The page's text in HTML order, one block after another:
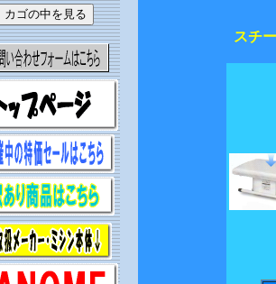
スチ